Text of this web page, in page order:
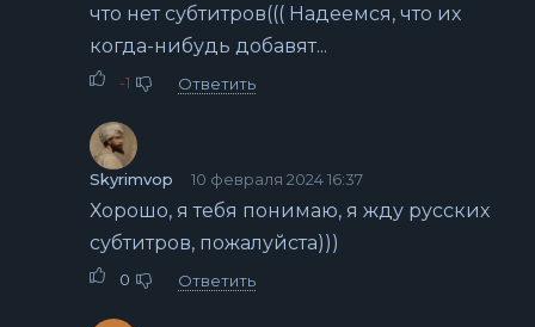
что нет субтитров((( Надеемся, что их
когда-нибудь добавят...
-1 Ответить
Skyrimvop 10 февраля 2024 16:37
Хорошо, я тебя понимаю, я жду русских
субтитров, пожалуйста)))
0 Ответить